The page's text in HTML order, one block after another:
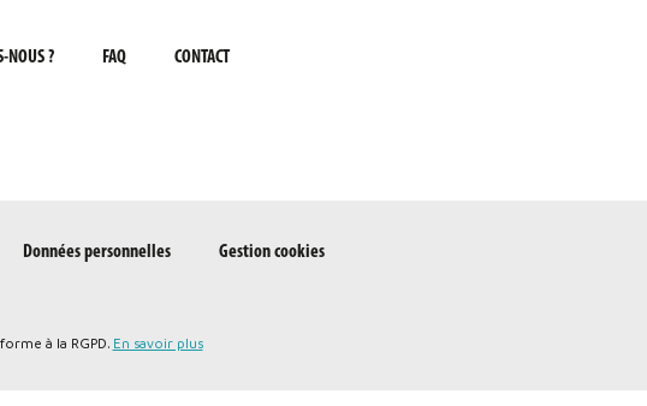
NOUS ? FAQ CONTACT
Données personnelles Gestion cookies
à la RGPD. En savoir plus